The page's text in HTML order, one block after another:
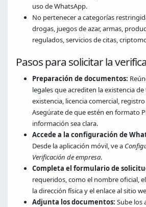
uso de WhatsApp.
No pertenecer a categorías
drogas, juegos de azar, armas,
regulados, servicios de citas,
Pasos para solicitar la
Preparación de documentos:
legales que acrediten la existencia
existencia, licencia comercial,
Asegúrate de que estén en formato
información sea clara.
Accede a la configuración de
Desde la aplicación móvil, ve a
Verificación de empresa.
Completa el formulario de
requeridos, como el nombre oficial,
la dirección física y el enlace al sitio
Adjunta los documentos: Sube los